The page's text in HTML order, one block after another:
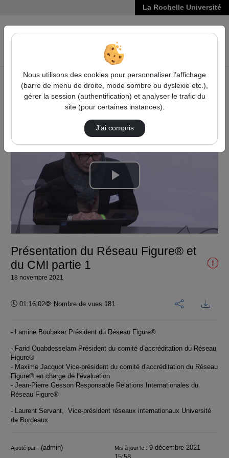
La Rochelle Université
VIDÉOS
Accueil
Vidéos
Présentation du Réseau Figure® et du CMI par…
Lire
vidéo
Présentation du Réseau Figure® et
du CMI partie 1
18 novembre 2021
Durée :
01:16:02 Nombre de vues 181
- Lamine Boubakar Président du Réseau Figure®
- Farid Ouabdesselam Président du comité d’accréditation du Réseau
Figure®
- Maxime Jacquot Vice-président du comité d'accréditation du Réseau
Figure® en charge de l’évaluation
- Jean-Pierre Gesson Responsable Relations Internationales du
Réseau Figure®
- Laurent Servant, Vice-président réseaux internationaux Université
de Bordeaux
Informations
Ajouté par : (admin) Mis à jour le : 9 décembre 2021
Nous utilisons des cookies pour personnaliser l’affichage
(barre de menu de droite, mode sombre ou dyslexie etc.),
gérer la session (authentification) et analyser le trafic du
site (pour certaines instances).
J’ai compris